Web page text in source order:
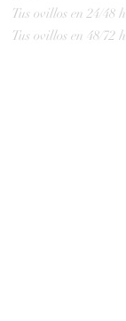
Tus ovillos en 24/48 h
Tus ovillos en 48/72 h